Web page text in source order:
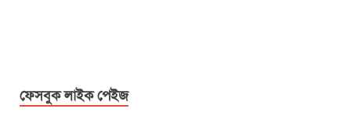
ফেসবুক লাইক পেইজ